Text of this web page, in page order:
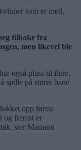
som er med,
tilbake fra
men likevel ble
også plass til flere,
spille på større bane
opp første
og fremst er
sier Mariann